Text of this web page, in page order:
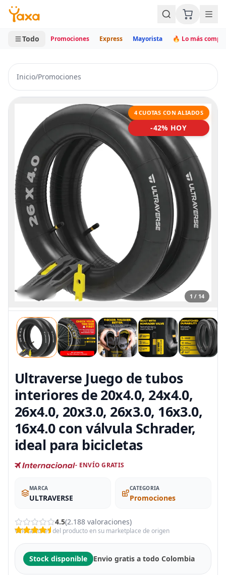
MINI CARRITO
0 productos
Todo Promociones Express Mayorista 🔥 Lo más
Inicio/Promociones
1 / 14
4 CUOTAS CON ALIADOS
-42% HOY
Ultraverse Juego de tubos
interiores de 20x4.0, 24x4.0,
26x4.0, 20x3.0, 26x3.0, 16x3.0,
16x4.0 con válvula Schrader,
ideal para bicicletas
- ENVÍO GRATIS
MARCA
ULTRAVERSE
CATEGORIA
Promociones
4.5(2.188 valoraciones)
Valoraciones del producto en su marketplace de origen
Stock disponible Envio gratis a todo Colombia